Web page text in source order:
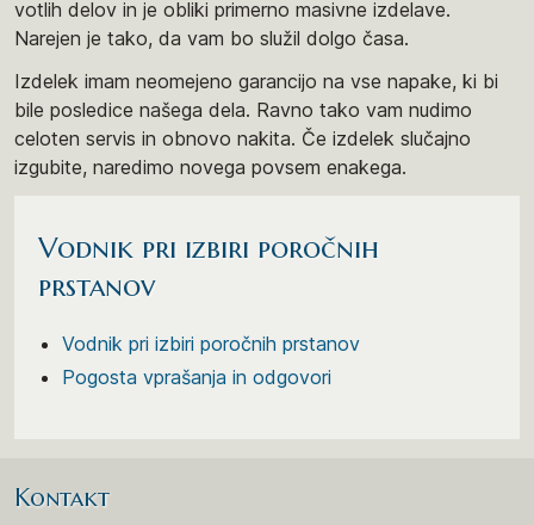
votlih delov in je obliki primerno masivne izdelave.
Narejen je tako, da vam bo služil dolgo časa.
Izdelek imam neomejeno garancijo na vse napake, ki bi
bile posledice našega dela. Ravno tako vam nudimo
celoten servis in obnovo nakita. Če izdelek slučajno
izgubite, naredimo novega povsem enakega.
Vodnik pri izbiri poročnih
prstanov
Vodnik pri izbiri poročnih prstanov
Pogosta vprašanja in odgovori
Kontakt